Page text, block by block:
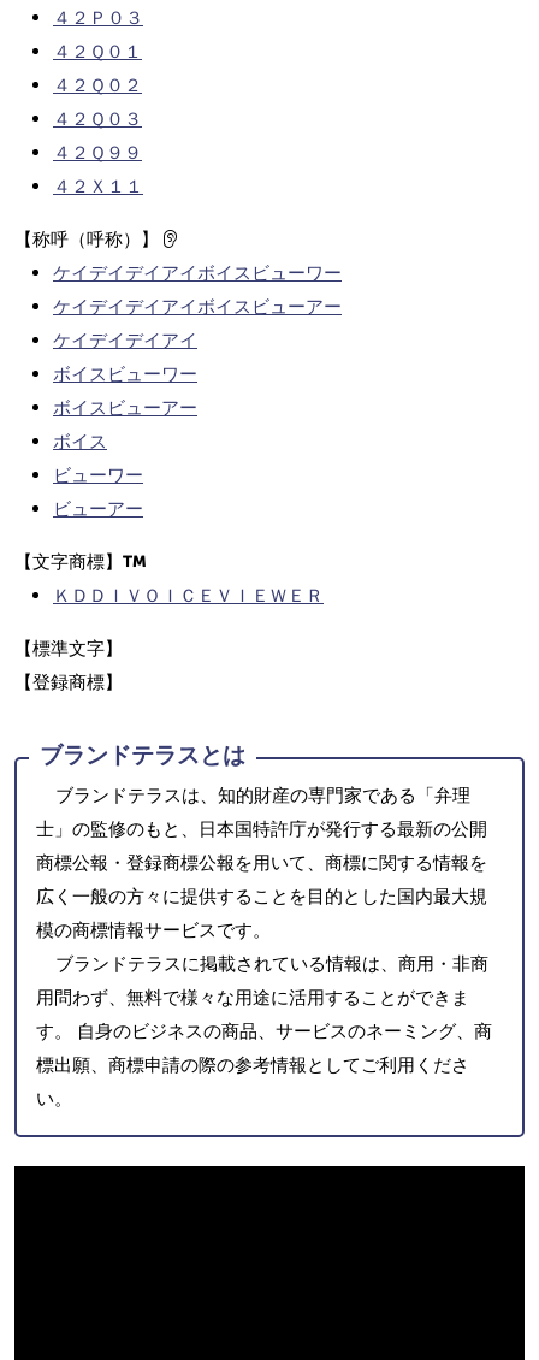
４２Ｐ０３
４２Ｑ０１
４２Ｑ０２
４２Ｑ０３
４２Ｑ９９
４２Ｘ１１
【称呼（呼称）】
ケイデイデイアイボイスビューワー
ケイデイデイアイボイスビューアー
ケイデイデイアイ
ボイスビューワー
ボイスビューアー
ボイス
ビューワー
ビューアー
【文字商標】
ＫＤＤＩＶＯＩＣＥＶＩＥＷＥＲ
【標準文字】
【登録商標】
ブランドテラスとは
ブランドテラスは、知的財産の専門家である「弁理
士」の監修のもと、日本国特許庁が発行する最新の公開
商標公報・登録商標公報を用いて、商標に関する情報を
広く一般の方々に提供することを目的とした国内最大規
模の商標情報サービスです。
ブランドテラスに掲載されている情報は、商用・非商
用問わず、無料で様々な用途に活用することができま
す。 自身のビジネスの商品、サービスのネーミング、商
標出願、商標申請の際の参考情報としてご利用くださ
い。